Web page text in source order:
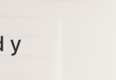
y